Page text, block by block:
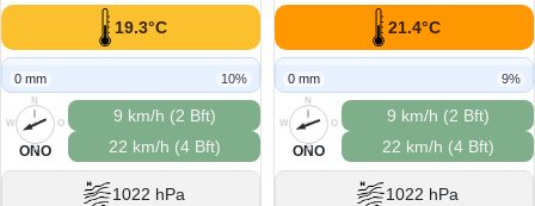
19.3°C
0 mm 10%
N
O
S
W
ONO
9 km/h (2 Bft)
22 km/h (4 Bft)
1022 hPa
21.4°C
0 mm 9%
N
O
S
W
ONO
9 km/h (2 Bft)
22 km/h (4 Bft)
1022 hPa